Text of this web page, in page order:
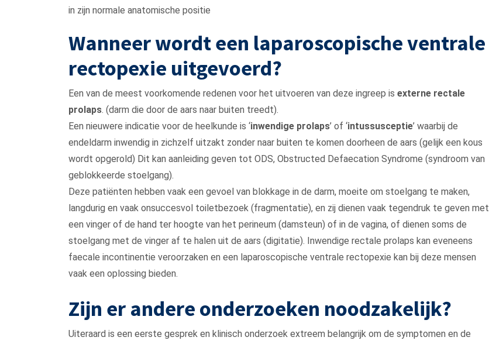
in zijn normale anatomische positie
Wanneer wordt een laparoscopische ventrale
rectopexie uitgevoerd?
Een van de meest voorkomende redenen voor het uitvoeren van deze ingreep is externe rectale
prolaps. (darm die door de aars naar buiten treedt).
Een nieuwere indicatie voor de heelkunde is ‘inwendige prolaps’ of ‘intussusceptie’ waarbij de
endeldarm inwendig in zichzelf uitzakt zonder naar buiten te komen doorheen de aars (gelijk een kous
wordt opgerold) Dit kan aanleiding geven tot ODS, Obstructed Defaecation Syndrome (syndroom van
geblokkeerde stoelgang).
Deze patiënten hebben vaak een gevoel van blokkage in de darm, moeite om stoelgang te maken,
langdurig en vaak onsuccesvol toiletbezoek (fragmentatie), en zij dienen vaak tegendruk te geven met
een vinger of de hand ter hoogte van het perineum (damsteun) of in de vagina, of dienen soms de
stoelgang met de vinger af te halen uit de aars (digitatie). Inwendige rectale prolaps kan eveneens
faecale incontinentie veroorzaken en een laparoscopische ventrale rectopexie kan bij deze mensen
vaak een oplossing bieden.
Zijn er andere onderzoeken noodzakelijk?
Uiteraard is een eerste gesprek en klinisch onderzoek extreem belangrijk om de symptomen en de